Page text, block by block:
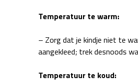
Temperatuur te warm:
– Zorg dat je kindje niet te
aangekleed; trek desnoods
Temperatuur te koud: